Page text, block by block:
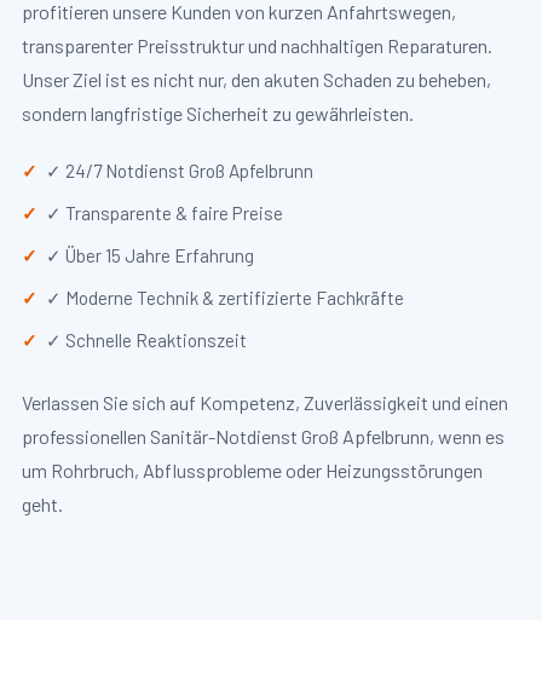
profitieren unsere Kunden von kurzen Anfahrtswegen,
transparenter Preisstruktur und nachhaltigen Reparaturen.
Unser Ziel ist es nicht nur, den akuten Schaden zu beheben,
sondern langfristige Sicherheit zu gewährleisten.
✓ 24/7 Notdienst Groß Apfelbrunn
✓ Transparente & faire Preise
✓ Über 15 Jahre Erfahrung
✓ Moderne Technik & zertifizierte Fachkräfte
✓ Schnelle Reaktionszeit
Verlassen Sie sich auf Kompetenz, Zuverlässigkeit und einen
professionellen Sanitär-Notdienst Groß Apfelbrunn, wenn es
um Rohrbruch, Abflussprobleme oder Heizungsstörungen
geht.